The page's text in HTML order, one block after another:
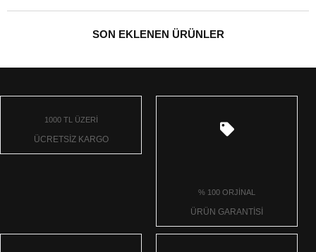
SON EKLENEN ÜRÜNLER
1000 TL ÜZERİ
ÜCRETSİZ KARGO
% 100 ORJİNAL
ÜRÜN GARANTİSİ